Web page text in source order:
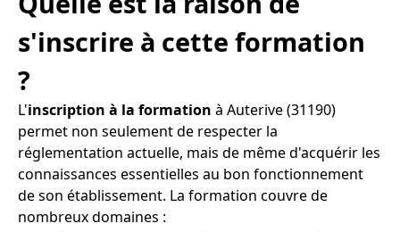
s'inscrire à cette formation
?
L'inscription à la formation à Auterive (31190)
permet non seulement de respecter la
réglementation actuelle, mais de même d'acquérir les
connaissances essentielles au bon fonctionnement
de son établissement. La formation couvre de
nombreux domaines :